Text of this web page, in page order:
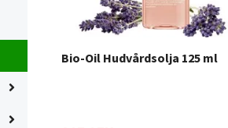
Bio-Oil Hudvårdsolja 125 ml